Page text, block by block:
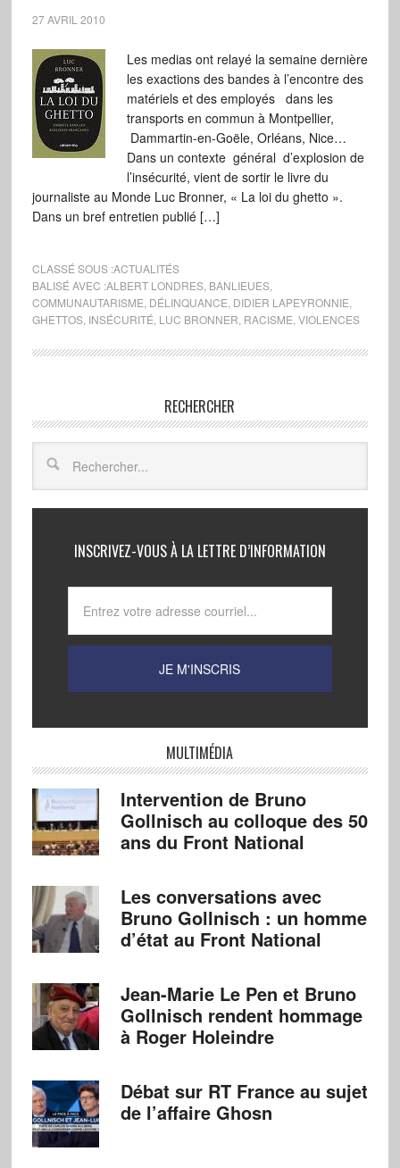
27 AVRIL 2010
Les medias ont relayé la semaine dernière
les exactions des bandes à l’encontre des
matériels et des employés dans les
transports en commun à Montpellier,
Dammartin-en-Goële, Orléans, Nice…
Dans un contexte général d’explosion de
l’insécurité, vient de sortir le livre du
journaliste au Monde Luc Bronner, « La loi du ghetto ».
Dans un bref entretien publié […]
CLASSÉ SOUS :ACTUALITÉS
BALISÉ AVEC :ALBERT LONDRES, BANLIEUES,
COMMUNAUTARISME DÉLINQUANCE DIDIER LAPEYRONNIE
GHETTOS, INSÉCURITÉ LUC BRONNER RACISME VIOLENCES
RECHERCHER
INSCRIVEZ-VOUS À LA LETTRE D’INFORMATION
MULTIMÉDIA
Intervention de Bruno
Gollnisch au colloque des 50
ans du Front National
Les conversations avec
Bruno Gollnisch : un homme
d’état au Front National
Jean-Marie Le Pen et Bruno
Gollnisch rendent hommage
à Roger Holeindre
Débat sur RT France au sujet
de l’affaire Ghosn